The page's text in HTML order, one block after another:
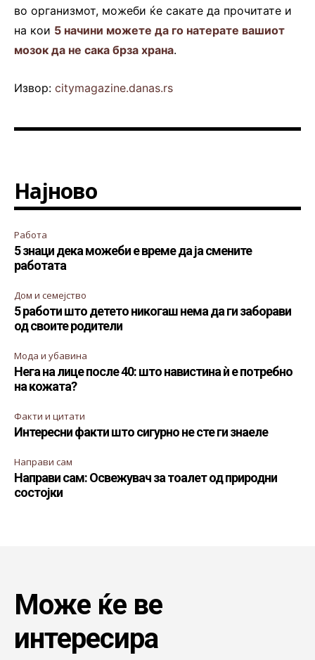
во организмот, можеби ќе сакате да прочитате и
на кои 5 начини можете да го натерате вашиот
мозок да не сака брза храна.
Извор: citymagazine.danas.rs
Најново
Работа
5 знаци дека можеби е време да ја смените
работата
Дом и семејство
5 работи што детето никогаш нема да ги заборави
од своите родители
Мода и убавина
Нега на лице после 40: што навистина ѝ е потребно
на кожата?
Факти и цитати
Интересни факти што сигурно не сте ги знаеле
Направи сам
Направи сам: Освежувач за тоалет од природни
состојки
Може ќе ве
интересира